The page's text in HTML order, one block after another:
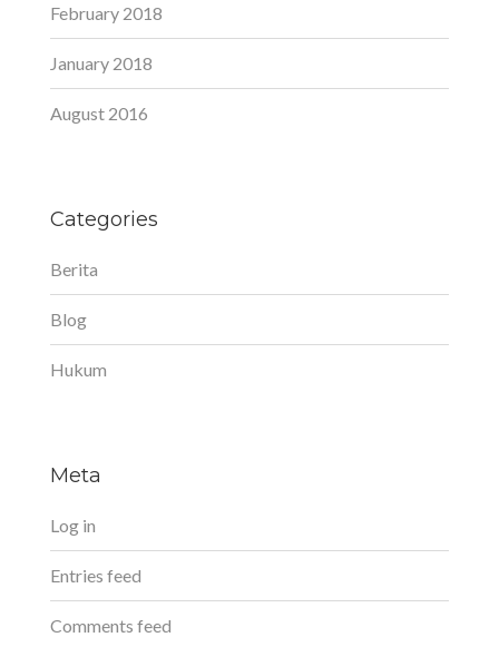
February 2018
January 2018
August 2016
Categories
Berita
Blog
Hukum
Meta
Log in
Entries feed
Comments feed